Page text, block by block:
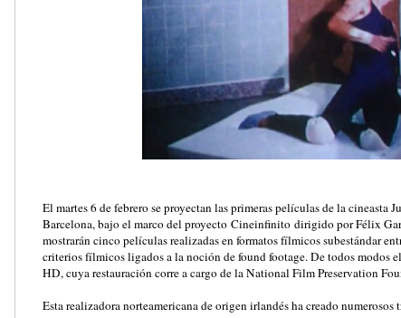
El martes 6 de febrero se proyectan las primeras películas de la cineasta
Barcelona, bajo el marco del proyecto Cineinfinito dirigido por Félix
mostrarán cinco películas realizadas en formatos fílmicos subestándar
criterios fílmicos ligados a la noción de found footage. De todos modos
HD, cuya restauración corre a cargo de la National Film Preservation
Esta realizadora norteamericana de origen irlandés ha creado